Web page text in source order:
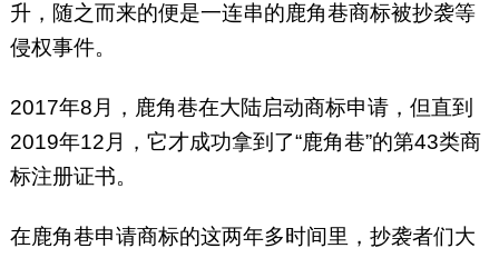
升，随之而来的便是一连串的鹿角巷商标被抄袭等
侵权事件。
2017年8月，鹿角巷在大陆启动商标申请，但直到
2019年12月，它才成功拿到了“鹿角巷”的第43类商
标注册证书。
在鹿角巷申请商标的这两年多时间里，抄袭者们大